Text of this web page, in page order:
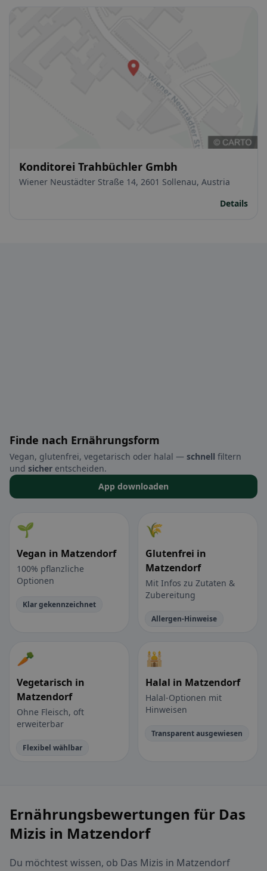
Konditorei Trahbüchler Gmbh
Wiener Neustädter Straße 14, 2601 Sollenau, Austria
Details
Finde nach Ernährungsform
Vegan, glutenfrei, vegetarisch oder halal — schnell filtern
und sicher entscheiden.
App downloaden
🌱
Vegan in Matzendorf
100% pflanzliche
Optionen
Klar gekennzeichnet
🌾
Glutenfrei in
Matzendorf
Mit Infos zu Zutaten &
Zubereitung
Allergen-Hinweise
🥕
Vegetarisch in
Matzendorf
Ohne Fleisch, oft
erweiterbar
Flexibel wählbar
🕌
Halal in Matzendorf
Halal-Optionen mit
Hinweisen
Transparent ausgewiesen
Ernährungsbewertungen für Das
Mizis in Matzendorf
Du möchtest wissen, ob Das Mizis in Matzendorf